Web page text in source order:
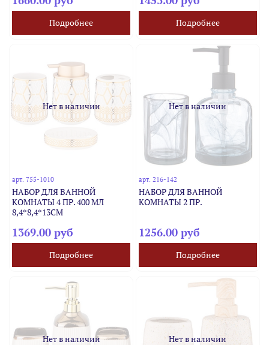
Подробнее Подробнее
Нет в наличии
арт.755-1010
НАБОР ДЛЯ ВАННОЙ
КОМНАТЫ 4 ПР. 400 МЛ
8,4*8,4*13СМ
1369.00 руб
Подробнее
Нет в наличии
арт. 216-142
НАБОР ДЛЯ ВАННОЙ
КОМНАТЫ 2 ПР.
1256.00 руб
Подробнее
Нет в наличии Нет в наличии